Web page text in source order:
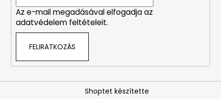
A
Az e-mail megadásával elfogadja az
adatvédelem feltételeit.
FELIRATKOZÁS
Shoptet készítette